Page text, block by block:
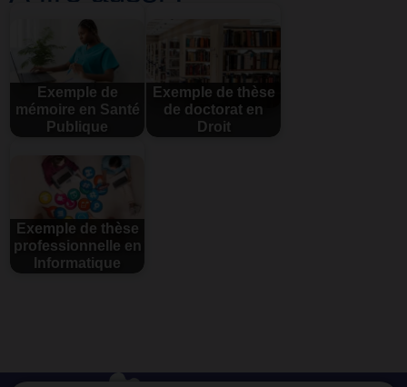
Exemple de
mémoire en Santé
Publique
Exemple de thèse
de doctorat en
Droit
Exemple de thèse
professionnelle en
Informatique